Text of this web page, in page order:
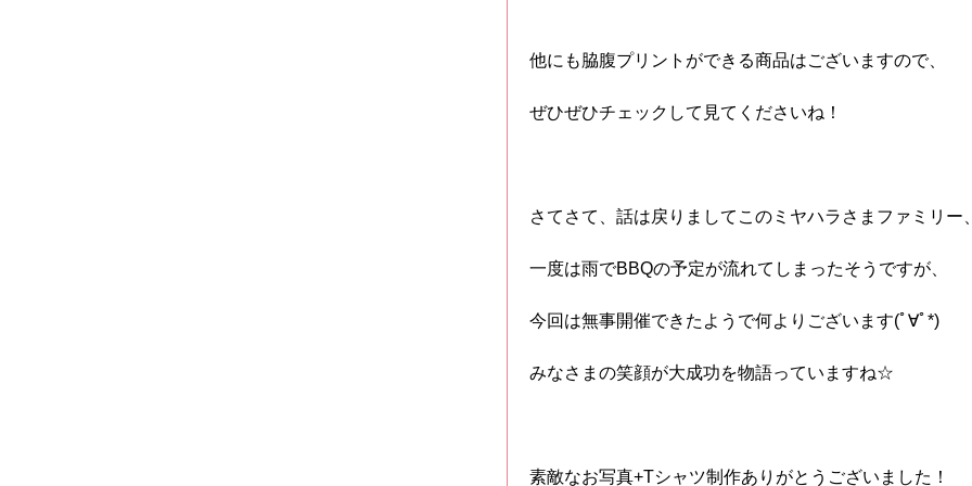
他にも脇腹プリントができる商品はございますので、
ぜひぜひチェックして見てくださいね！
さてさて、話は戻りましてこのミヤハラさまファミリー
一度は雨でBBQの予定が流れてしまったそうですが、
今回は無事開催できたようで何よりございます(ﾟ∀ﾟ*)
みなさまの笑顔が大成功を物語っていますね☆
素敵なお写真+Tシャツ制作ありがとうございました！